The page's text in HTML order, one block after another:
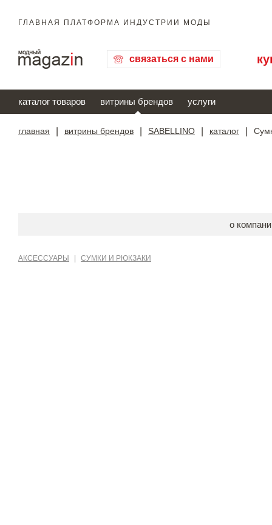
ГЛАВНАЯ ПЛАТФОРМА ИНДУСТРИИ МОДЫ
связаться с нами
каталог товаров витрины брендов услуги
главная витрины брендов SABELLINO каталог
о
АКСЕССУАРЫ СУМКИ И РЮКЗАКИ